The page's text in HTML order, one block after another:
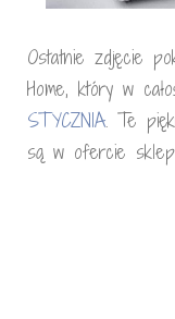
Ostatnie zdjęcie
Home, który w
STYCZNIA. Te
są w ofercie